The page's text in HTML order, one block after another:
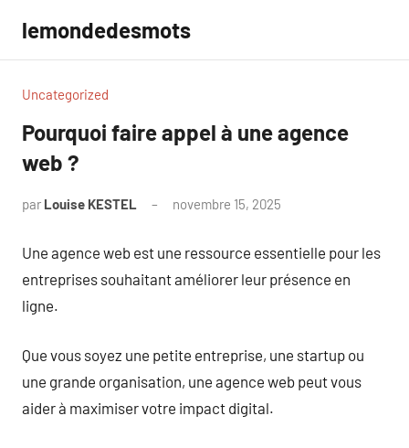
contenu
lemondedesmots
Uncategorized
Pourquoi faire appel à une agence
web ?
par Louise KESTEL novembre 15, 2025
Une agence web est une ressource essentielle pour les
entreprises souhaitant améliorer leur présence en
ligne.
Que vous soyez une petite entreprise, une startup ou
une grande organisation, une agence web peut vous
aider à maximiser votre impact digital.